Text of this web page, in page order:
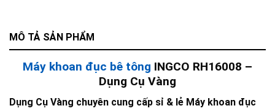
MÔ TẢ SẢN PHẨM
Máy khoan đục bê tông INGCO RH16008 –
Dụng Cụ Vàng
Dụng Cụ Vàng chuyên cung cấp sỉ & lẻ Máy khoan đục